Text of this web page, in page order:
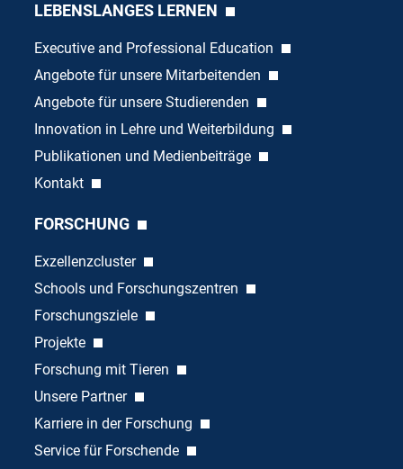
LEBENSLANGES LERNEN
Executive and Professional Education
Angebote für unsere Mitarbeitenden
Angebote für unsere Studierenden
Innovation in Lehre und Weiterbildung
Publikationen und Medienbeiträge
Kontakt
FORSCHUNG
Exzellenzcluster
Schools und Forschungszentren
Forschungsziele
Projekte
Forschung mit Tieren
Unsere Partner
Karriere in der Forschung
Service für Forschende